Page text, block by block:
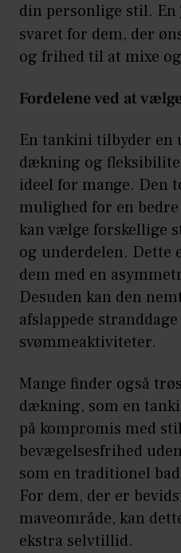
din personlige stil. En
svaret for dem, der
og frihed til at mixe
Fordelene ved at
En tankini tilbyder en
dækning og
ideel for mange. Den
mulighed for en
kan vælge forskellige
og underdelen.
dem med en
Desuden kan den
afslappede
svømmeaktiviteter.
Mange finder også
dækning, som en
på kompromis med
bevægelsesfrihed
som en traditionel
For dem, der er
maveområde, kan
ekstra selvtillid.